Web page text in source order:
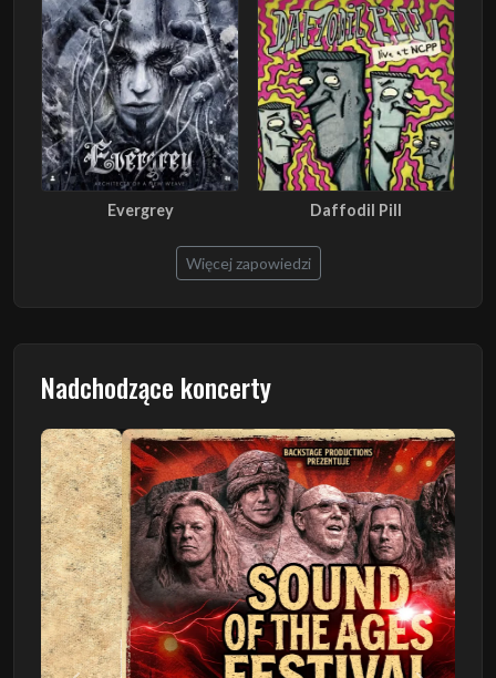
Evergrey Daffodil Pill
Więcej zapowiedzi
Nadchodzące koncerty
Poprzedni Następny